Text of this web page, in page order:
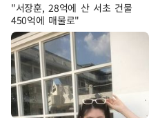
"서장훈, 28억에 산 서초 건물
450억에 매물로"